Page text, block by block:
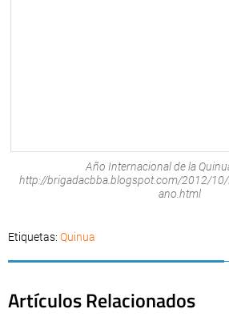
Año Internacional de la
http://brigadacbba.blogspot.com/2012/
ano.html
Etiquetas: Quinua
Artículos Relacionados